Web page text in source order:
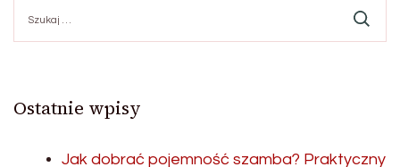
Ostatnie wpisy
Jak dobrać pojemność szamba? Praktyczny